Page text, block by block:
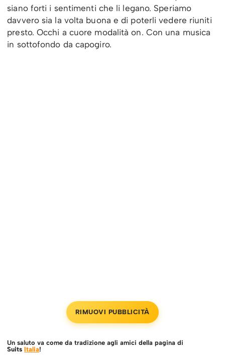
siano forti i sentimenti che li legano. Speriamo
davvero sia la volta buona e di poterli vedere riuniti
presto. Occhi a cuore modalità on. Con una musica
in sottofondo da capogiro.
RIMUOVI PUBBLICITÀ
Un saluto va come da tradizione agli amici della pagina di
SuitsItalia!